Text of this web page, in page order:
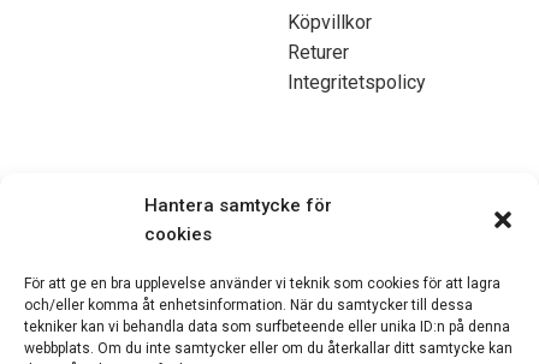
Hantera samtycke för
cookies
För att ge en bra upplevelse använder vi teknik som cookies för att lagra
och/eller komma åt enhetsinformation. När du samtycker till dessa
tekniker kan vi behandla data som surfbeteende eller unika ID:n på denna
webbplats. Om du inte samtycker eller om du återkallar ditt samtycke kan
Köpvillkor
Returer
Integritetspolicy
Kontakta oss
070-7103750
mats@kontorsmobler.se
Mån-Tors. 09.00-17.00